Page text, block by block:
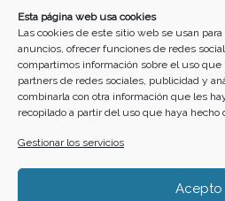
Esta página web usa cookies
Las cookies de este sitio web se usan
anuncios, ofrecer funciones de redes
compartimos información sobre el uso
partners de redes sociales, publicidad y
combinarla con otra información que les
recopilado a partir del uso que haya hecho
Gestionar los servicios
Acepto
10 11 12
17 18 19 20
24 25 26 27
31